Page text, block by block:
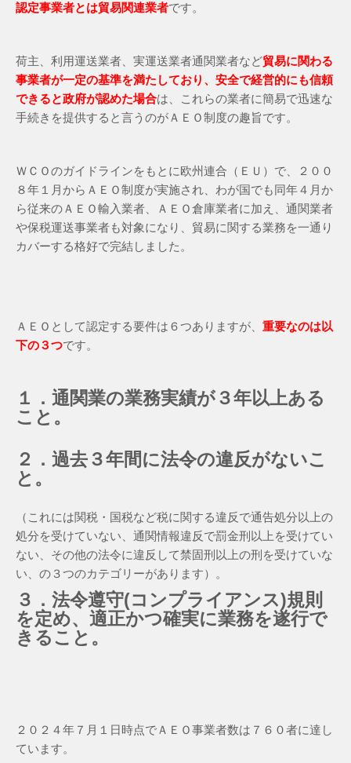
認定事業者とは貿易関連業者です。
荷主、利用運送業者、実運送業者通関業者など貿易に関わる
事業者が一定の基準を満たしており、安全で経営的にも信頼
できると政府が認めた場合は、これらの業者に簡易で迅速な
手続きを提供すると言うのがＡＥＯ制度の趣旨です。
ＷＣＯのガイドラインをもとに欧州連合（ＥＵ）で、２００
８年１月からＡＥＯ制度が実施され、わが国でも同年４月か
ら従来のＡＥＯ輸入業者、ＡＥＯ倉庫業者に加え、通関業者
や保税運送事業者も対象になり、貿易に関する業務を一通り
カバーする格好で完結しました。
ＡＥＯとして認定する要件は６つありますが、 重要なのは以
下の３つです。
１．通関業の業務実績が３年以上ある
こと。
２．過去３年間に法令の違反がないこ
と。
（これには関税・国税など税に関する違反で通告処分以上の
処分を受けていない、通関情報違反で罰金刑以上を受けてい
ない、その他の法令に違反して禁固刑以上の刑を受けていな
い、の３つのカテゴリーがあります）。
３．法令遵守(コンプライアンス)規則
を定め、適正かつ確実に業務を遂行で
きること。
２０２４年７月１日時点でＡＥＯ事業者数は７６０者に達し
ています。